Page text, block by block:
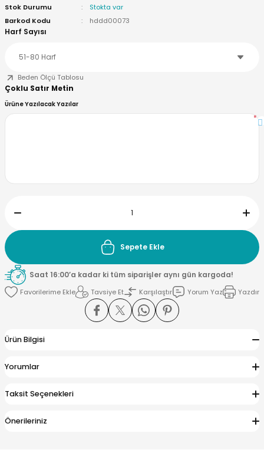
Stok Durumu
Stokta var
Barkod Kodu
hddd00073
Harf Sayısı
Beden Ölçü Tablosu
Çoklu Satır Metin
Ürüne Yazılacak Yazılar
*
Sepete Ekle
Saat 16:00’a kadar ki tüm siparişler aynı gün kargoda!
Tavsiye Et
Karşılaştır Yorum Yaz Yazdır
Ürün Bilgisi
Yorumlar
Taksit Seçenekleri
Önerileriniz